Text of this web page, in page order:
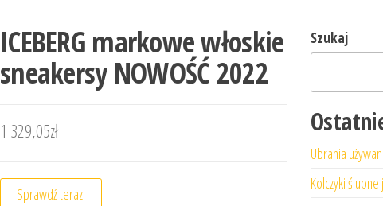
ICEBERG markowe włoskie
sneakersy NOWOŚĆ 2022
1 329,05zł
Sprawdź teraz!
Szukaj
Ubrania
Kolczyki